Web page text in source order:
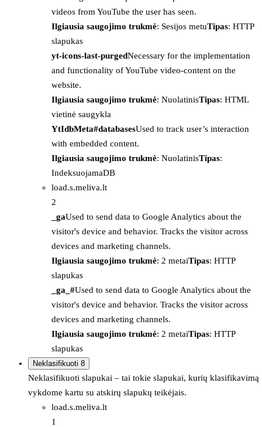
videos from YouTube the user has seen.
Ilgiausia saugojimo trukmė: Sesijos metuTipas: HTTP
slapukas
yt-icons-last-purgedNecessary for the implementation
and functionality of YouTube video-content on the
website.
Ilgiausia saugojimo trukmė: NuolatinisTipas: HTML
vietinė saugykla
YtIdbMeta#databasesUsed to track user’s interaction
with embedded content.
Ilgiausia saugojimo trukmė: NuolatinisTipas:
IndeksuojamaDB
load.s.meliva.lt
2
_gaUsed to send data to Google Analytics about the
visitor's device and behavior. Tracks the visitor across
devices and marketing channels.
Ilgiausia saugojimo trukmė: 2 metaiTipas: HTTP
slapukas
_ga_#Used to send data to Google Analytics about the
visitor's device and behavior. Tracks the visitor across
devices and marketing channels.
Ilgiausia saugojimo trukmė: 2 metaiTipas: HTTP
slapukas
Neklasifikuoti 8
Neklasifikuoti slapukai – tai tokie slapukai, kurių klasifikavimą
vykdome kartu su atskirų slapukų teikėjais.
load.s.meliva.lt
1